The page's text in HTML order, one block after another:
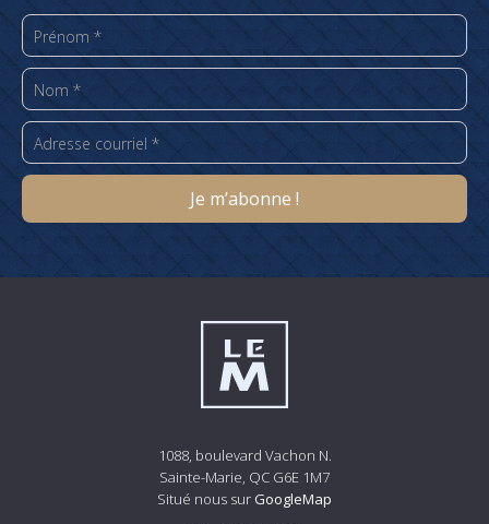
1088, boulevard Vachon N.
Sainte-Marie, QC G6E 1M7
Situé nous sur GoogleMap